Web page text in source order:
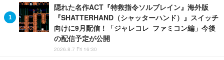
隠れた名作ACT『特救指令ソルブレイン』海外版
『SHATTERHAND（シャッターハンド）』スイッチ
向けに9月配信！「ジャレコレ ファミコン編」今後
の配信予定が公開
2026.8.7 Fri 16:30